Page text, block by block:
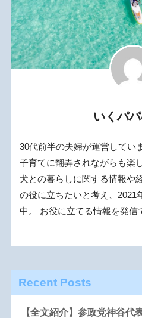
いくパ
30代前半の夫婦が運営してい
子育てに翻弄されながらも楽
犬との暮らしに関する情報や
の役に立ちたいと考え、2021
中。 お役に立てる情報を発信
Recent Posts
【全文紹介】参政党神谷代